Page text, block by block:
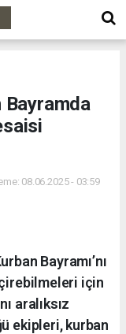
Bayramda
08.06.2025 - 03:59
Bayramı’nı
için
aralıksız
ekipleri, kurban